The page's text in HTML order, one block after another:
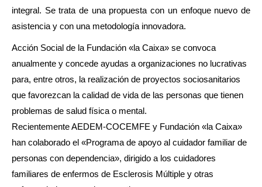
integral. Se trata de una propuesta con un enfoque nuevo de
asistencia y con una metodología innovadora.
Acción Social de la Fundación «la Caixa» se convoca
anualmente y concede ayudas a organizaciones no lucrativas
para, entre otros, la realización de proyectos sociosanitarios
que favorezcan la calidad de vida de las personas que tienen
problemas de salud física o mental.
Recientemente AEDEM-COCEMFE y Fundación «la Caixa»
han colaborado el «Programa de apoyo al cuidador familiar de
personas con dependencia», dirigido a los cuidadores
familiares de enfermos de Esclerosis Múltiple y otras